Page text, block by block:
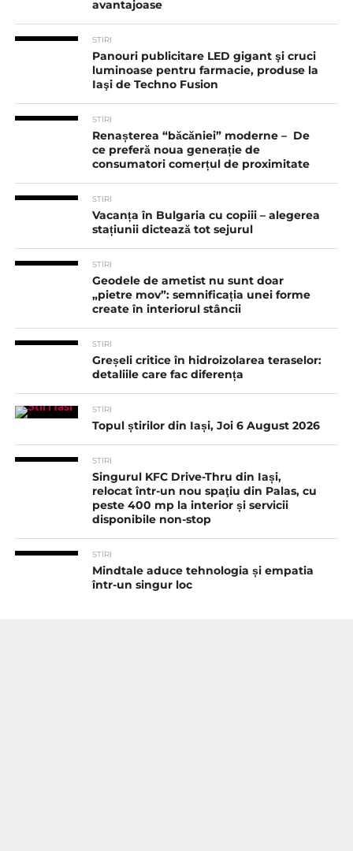
avantajoase
STIRI
Panouri publicitare LED gigant şi cruci
luminoase pentru farmacie, produse la
Iaşi de Techno Fusion
STIRI
Renașterea “băcăniei” moderne – De
ce preferă noua generație de
consumatori comerțul de proximitate
STIRI
Vacanța în Bulgaria cu copiii – alegerea
stațiunii dictează tot sejurul
STIRI
Geodele de ametist nu sunt doar
„pietre mov”: semnificația unei forme
create în interiorul stâncii
STIRI
Greșeli critice în hidroizolarea teraselor:
detaliile care fac diferența
STIRI
Topul știrilor din Iași, Joi 6 August 2026
STIRI
Singurul KFC Drive-Thru din Iași,
relocat într-un nou spaţiu din Palas, cu
peste 400 mp la interior și servicii
disponibile non-stop
STIRI
Mindtale aduce tehnologia și empatia
într-un singur loc